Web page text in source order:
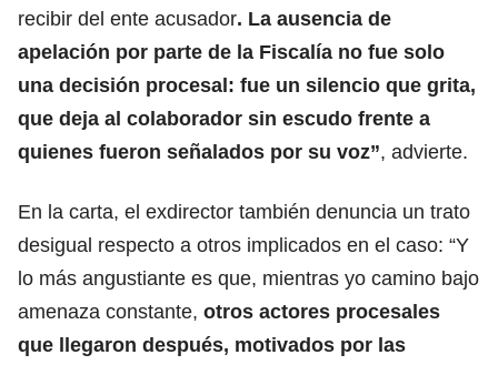
recibir del ente acusador. La ausencia de
apelación por parte de la Fiscalía no fue solo
una decisión procesal: fue un silencio que grita,
que deja al colaborador sin escudo frente a
quienes fueron señalados por su voz”, advierte.
En la carta, el exdirector también denuncia un trato
desigual respecto a otros implicados en el caso: “Y
lo más angustiante es que, mientras yo camino bajo
amenaza constante, otros actores procesales
que llegaron después, motivados por las